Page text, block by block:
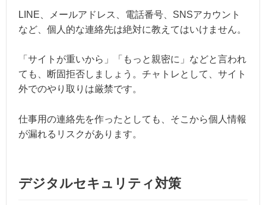
LINE、メールアドレス、電話番号、SNSアカウント
など、個人的な連絡先は絶対に教えてはいけません。
「サイトが重いから」「もっと親密に」などと言われ
ても、断固拒否しましょう。チャトレとして、サイト
外でのやり取りは厳禁です。
仕事用の連絡先を作ったとしても、そこから個人情報
が漏れるリスクがあります。
デジタルセキュリティ対策